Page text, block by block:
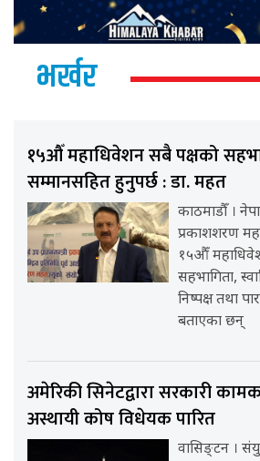
भर्खर
१५औँ महाधिवेशन सबै पक्षको
सम्मानसहित हुनुपर्छ : डा. महत
काठमाडौँ ।
प्रकाशशरण
१५औँ
सहभागिता,
निष्पक्ष तथा
बताएका छन्
अमेरिकी सिनेटद्वारा सरकारी
अस्थायी कोष विधेयक पारित
वासिङ्टन ।